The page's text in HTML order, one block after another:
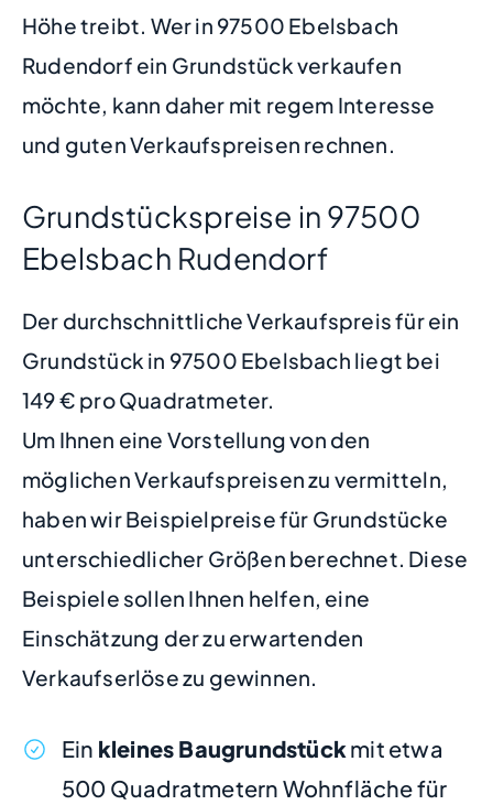
Höhe treibt. Wer in 97500 Ebelsbach
Rudendorf ein Grundstück verkaufen
möchte, kann daher mit regem Interesse
und guten Verkaufspreisen rechnen.
Grundstückspreise in 97500
Ebelsbach Rudendorf
Der durchschnittliche Verkaufspreis für ein
Grundstück in 97500 Ebelsbach liegt bei
149 € pro Quadratmeter.
Um Ihnen eine Vorstellung von den
möglichen Verkaufspreisen zu vermitteln,
haben wir Beispielpreise für Grundstücke
unterschiedlicher Größen berechnet. Diese
Beispiele sollen Ihnen helfen, eine
Einschätzung der zu erwartenden
Verkaufserlöse zu gewinnen.
Ein kleines Baugrundstückmit etwa
500 Quadratmetern Wohnfläche für